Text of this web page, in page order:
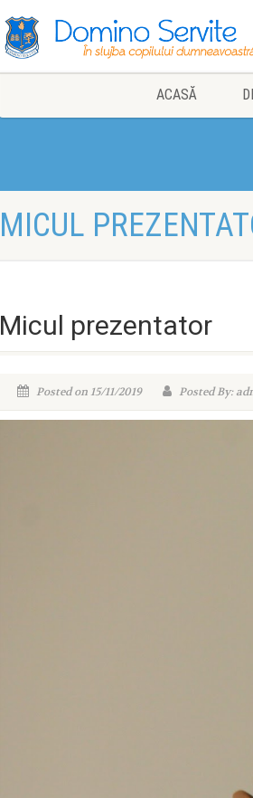
ACASĂ
MICUL
Micul prezentator
Posted on 15/11/2019 Posted By: